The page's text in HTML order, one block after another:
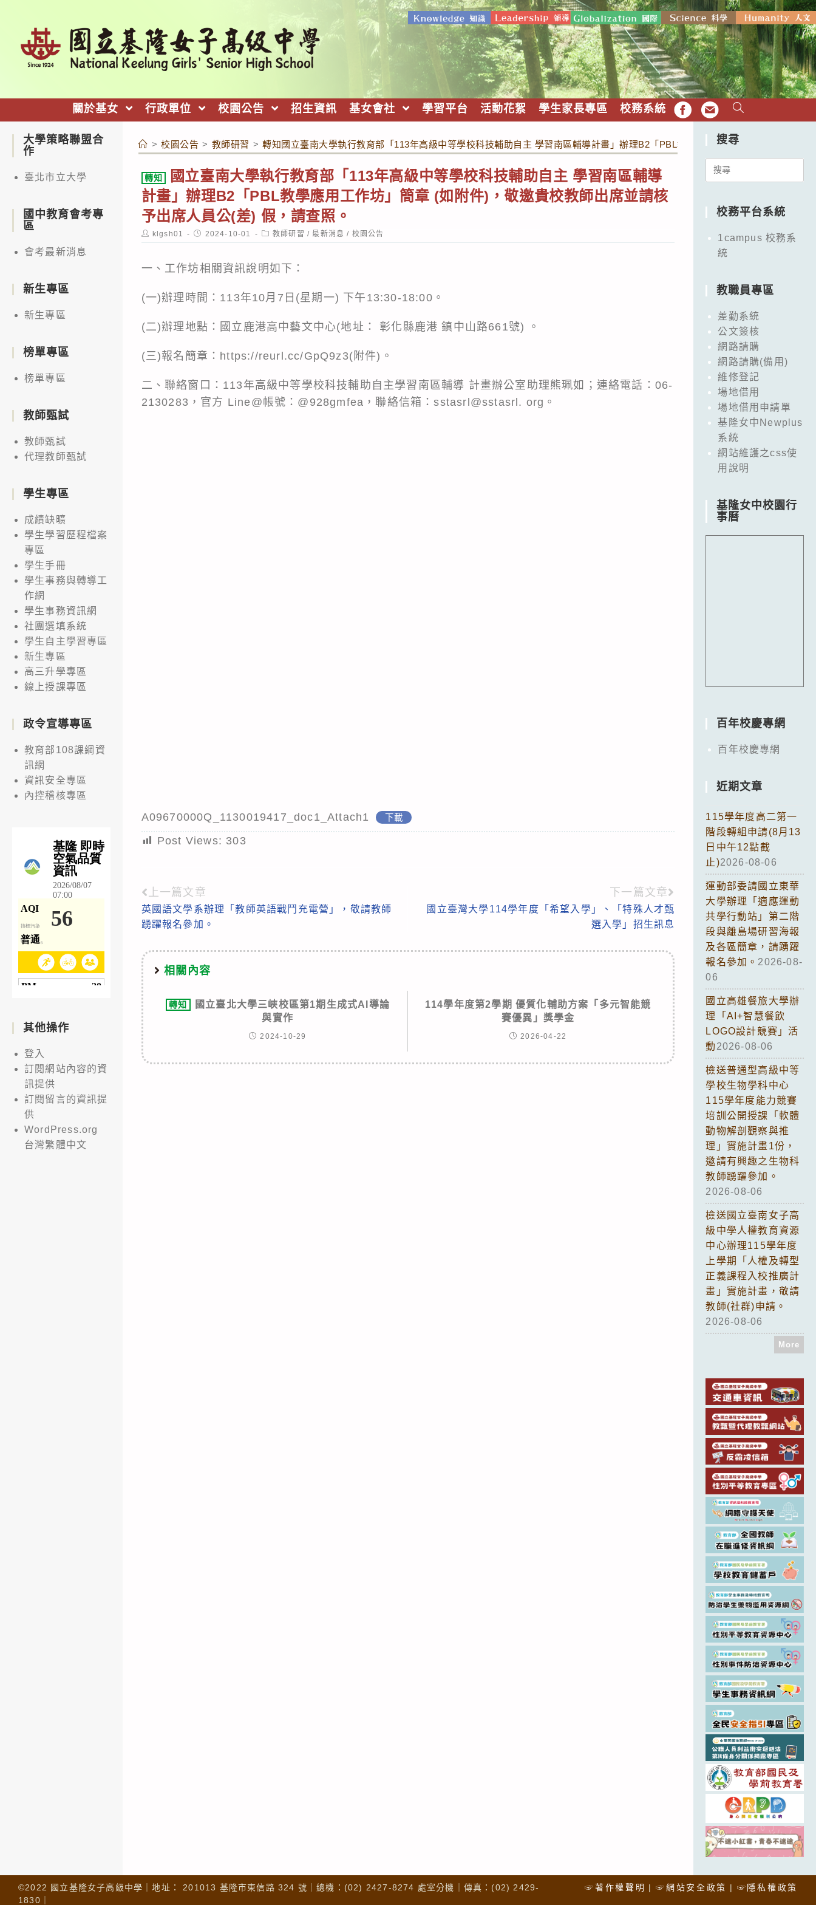
關於基女 行政單位 校園公告 招生資訊 基女會社 學習平台 活動花絮 學生家長專區 校務系統 FB EMAIL
> 校園公告 > 教師研習 > 轉知國立臺南大學執行教育部「113年高級中等學校科技輔助自主 學習南區輔導計畫」辦理B2「PBL教學應用工作坊」簡章 (如附件
轉知
國立臺南大學執行教育部「113年高級中等學校科技輔助自主 學習南區輔導
計畫」辦理B2「PBL教學應用工作坊」簡章 (如附件)，敬邀貴校教師出席並請核
予出席人員公(差) 假，請查照。
Post
author:
klgsh01
Post
published:
2024-10-01
Post
category:
教師研習 / 最新消息 / 校園公告
一、工作坊相關資訊說明如下：
(一)辦理時間：113年10月7日(星期一) 下午13:30-18:00。
(二)辦理地點：國立鹿港高中藝文中心(地址： 彰化縣鹿港 鎮中山路661號) 。
(三)報名簡章：https://reurl.cc/GpQ9z3(附件)。
二、聯絡窗口：113年高級中等學校科技輔助自主學習南區輔導 計畫辦公室助理熊珮如；連絡電話：06-
2130283，官方 Line@帳號：@928gmfea，聯絡信箱：sstasrl@sstasrl. org。
A09670000Q_1130019417_doc1_Attach1 下載
Post Views: 303
Read
more
上一篇文章
英國語文學系辦理「教師英語戰鬥充電營」，敬請教師
踴躍報名參加。
下一篇文章
國立臺灣大學114學年度「希望入學」、「特殊人才甄
選入學」招生訊息
相關內容
轉知
國立臺北大學三峽校區第1期生成式AI導論
與實作
2024-10-29
114學年度第2學期 優質化輔助方案「多元智能競
賽優異」獎學金
2026-04-22
大學策略聯盟合
作
臺北市立大學
國中教育會考專
區
會考最新消息
新生專區
新生專區
榜單專區
榜單專區
教師甄試
教師甄試
代理教師甄試
學生專區
成績缺曠
學生學習歷程檔案
專區
學生手冊
學生事務與轉導工
作網
學生事務資訊網
社團選填系統
學生自主學習專區
新生專區
高三升學專區
線上授課專區
政令宣導專區
教育部108課綱資
訊網
資訊安全專區
內控稽核專區
其他操作
登入
訂閱網站內容的資
訊提供
訂閱留言的資訊提
供
WordPress.org
台灣繁體中文
搜尋
Search
校務平台系統
1campus 校務系
統
教職員專區
差勤系統
公文簽核
網路請購
網路請購(備用)
維修登記
場地借用
場地借用申請單
基隆女中Newplus
系統
網站維護之css使
用說明
基隆女中校園行
事曆
百年校慶專網
百年校慶專網
近期文章
115學年度高二第一
階段轉組申請(8月13
日中午12點截
止)2026-08-06
運動部委請國立東華
大學辦理「適應運動
共學行動站」第二階
段與離島場研習海報
及各區簡章，請踴躍
報名參加。 2026-08-
06
國立高雄餐旅大學辦
理「AI+智慧餐飲
LOGO設計競賽」活
動 2026-08-06
檢送普通型高級中等
學校生物學科中心
115學年度能力競賽
培訓公開授課「軟體
動物解剖觀察與推
理」實施計畫1份，
邀請有興趣之生物科
教師踴躍參加。
2026-08-06
檢送國立臺南女子高
級中學人權教育資源
中心辦理115學年度
上學期「人權及轉型
正義課程入校推廣計
畫」實施計畫，敬請
教師(社群)申請。
2026-08-06
More
☞著作權聲明 ☞網站安全政策 ☞隱私權政策
©2022 國立基隆女子高級中學｜地址： 201013 基隆市東信路 324 號｜總機：(02) 2427-8274 處室分機｜傳真：(02) 2429-
1830｜